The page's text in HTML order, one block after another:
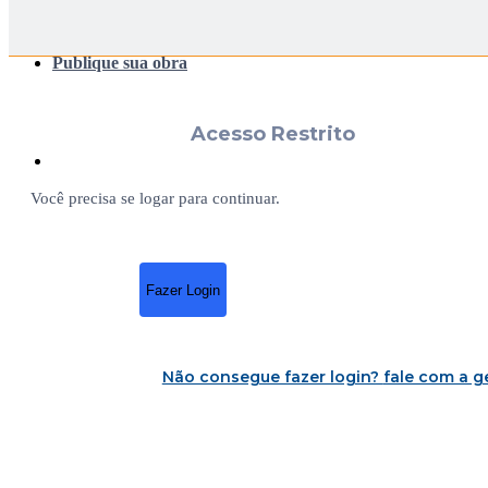
Publique sua obra
Acesso Restrito
Você precisa se logar para continuar.
Fazer Login
Não consegue fazer login? fale com a